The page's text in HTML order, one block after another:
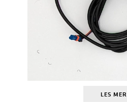
LES MER